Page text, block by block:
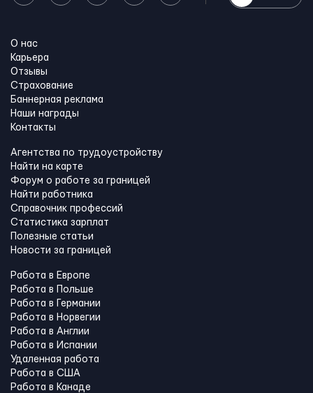
О нас
Карьера
Отзывы
Страхование
Баннерная реклама
Наши награды
Контакты
Агентства по трудоустройству
Найти на карте
Форум о работе за границей
Найти работника
Справочник профессий
Статистика зарплат
Полезные статьи
Новости за границей
Работа в Европе
Работа в Польше
Работа в Германии
Работа в Норвегии
Работа в Англии
Работа в Испании
Удаленная работа
Работа в США
Работа в Канадe